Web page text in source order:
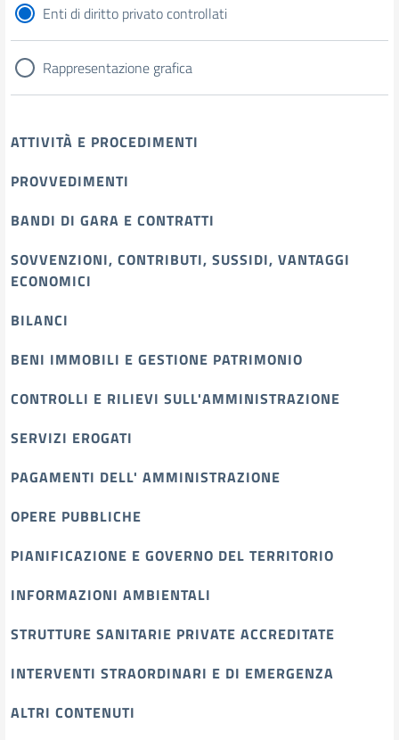
Enti di diritto privato controllati
Rappresentazione grafica
ATTIVITÀ E PROCEDIMENTI
PROVVEDIMENTI
BANDI DI GARA E CONTRATTI
SOVVENZIONI, CONTRIBUTI, SUSSIDI, VANTAGGI
ECONOMICI
BILANCI
BENI IMMOBILI E GESTIONE PATRIMONIO
CONTROLLI E RILIEVI SULL'AMMINISTRAZIONE
SERVIZI EROGATI
PAGAMENTI DELL' AMMINISTRAZIONE
OPERE PUBBLICHE
PIANIFICAZIONE E GOVERNO DEL TERRITORIO
INFORMAZIONI AMBIENTALI
STRUTTURE SANITARIE PRIVATE ACCREDITATE
INTERVENTI STRAORDINARI E DI EMERGENZA
ALTRI CONTENUTI